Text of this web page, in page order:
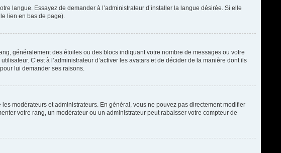
langue. Essayez de demander à l’administrateur d’installer la langue désirée. Si elle
lien en bas de page).
généralement des étoiles ou des blocs indiquant votre nombre de messages ou votre
C’est à l’administrateur d’activer les avatars et de décider de la manière dont ils
lui demander ses raisons.
modérateurs et administrateurs. En général, vous ne pouvez pas directement modifier
votre rang, un modérateur ou un administrateur peut rabaisser votre compteur de